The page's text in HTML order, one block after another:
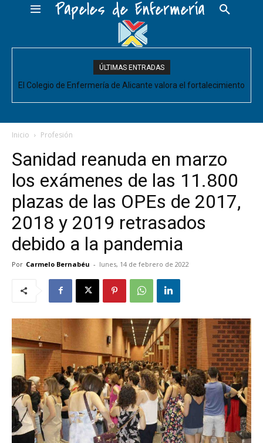
Papeles de Enfermería
ÚLTIMAS ENTRADAS
El Colegio de Enfermería de Alicante valora el fortalecimiento
acompañe de decisiones estructurales para...
Inicio Profesión
Sanidad reanuda en marzo
los exámenes de las 11.800
plazas de las OPEs de 2017,
2018 y 2019 retrasados
debido a la pandemia
Por Carmelo Bernabéu - lunes, 14 de febrero de 2022